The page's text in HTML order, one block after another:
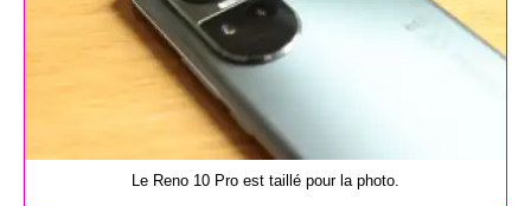
Le Reno 10 Pro est taillé pour la photo.